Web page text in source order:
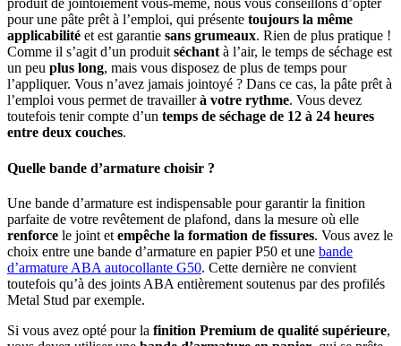
produit de jointoiement vous-même, nous vous conseillons d’opter
pour une pâte prêt à l’emploi, qui présente toujours la même
applicabilité et est garantie sans grumeaux. Rien de plus pratique !
Comme il s’agit d’un produit séchant à l’air, le temps de séchage est
un peu plus long, mais vous disposez de plus de temps pour
l’appliquer. Vous n’avez jamais jointoyé ? Dans ce cas, la pâte prêt à
l’emploi vous permet de travaillerà votre rythme. Vous devez
toutefois tenir compte d’un temps de séchage de 12 à 24 heures
entre deux couches.
Quelle bande d’armature choisir ?
Une bande d’armature est indispensable pour garantir la finition
parfaite de votre revêtement de plafond, dans la mesure où elle
renforce le joint et empêche la formation de fissures. Vous avez le
choix entre une bande d’armature en papier P50 et une bande
d’armature ABA autocollante G50. Cette dernière ne convient
toutefois qu’à des joints ABA entièrement soutenus par des profilés
Metal Stud par exemple.
Si vous avez opté pour la finition Premium de qualité supérieure,